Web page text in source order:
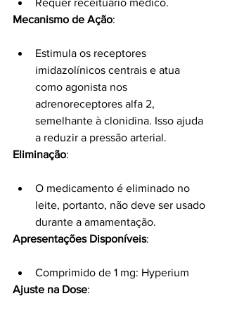
Requer receituário médico.
Mecanismo de Ação:
Estimula os receptores
imidazolínicos centrais e atua
como agonista nos
adrenoreceptores alfa 2,
semelhante à clonidina. Isso ajuda
a reduzir a pressão arterial.
Eliminação:
O medicamento é eliminado no
leite, portanto, não deve ser usado
durante a amamentação.
Apresentações Disponíveis:
Comprimido de 1 mg: Hyperium
Ajuste na Dose: